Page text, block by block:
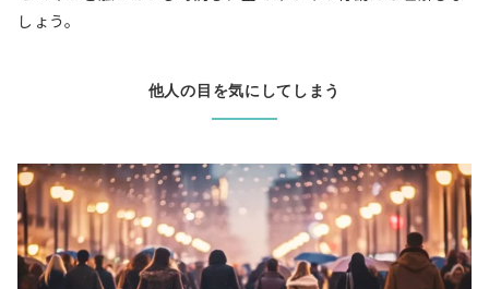
しょう。
他人の目を気にしてしまう